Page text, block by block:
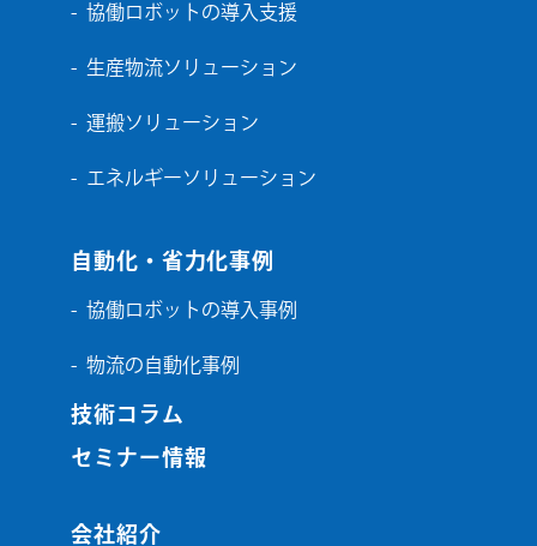
協働ロボットの導入支援
生産物流ソリューション
運搬ソリューション
エネルギーソリューション
自動化・省力化事例
協働ロボットの導入事例
物流の自動化事例
技術コラム
セミナー情報
会社紹介